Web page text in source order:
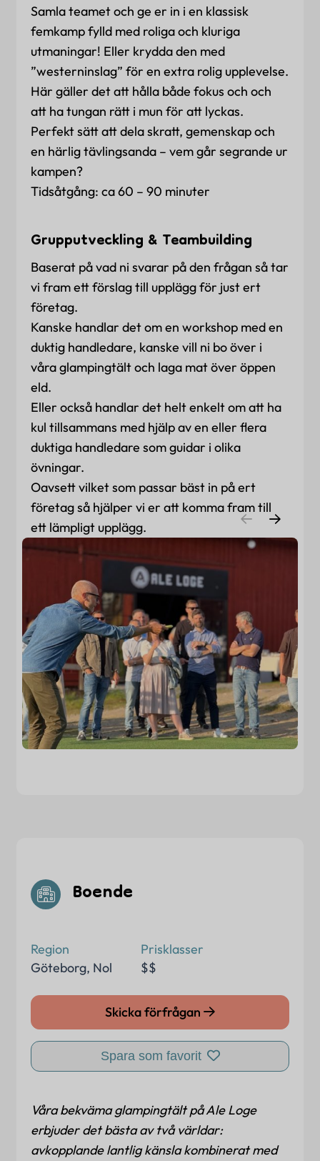
Samla teamet och ge er in i en klassisk
femkamp fylld med roliga och kluriga
utmaningar! Eller krydda den med
”westerninslag” för en extra rolig upplevelse.
Här gäller det att hålla både fokus och och
att ha tungan rätt i mun för att lyckas.
Perfekt sätt att dela skratt, gemenskap och
en härlig tävlingsanda – vem går segrande ur
kampen?
Tidsåtgång: ca 60 – 90 minuter
Grupputveckling & Teambuilding
Baserat på vad ni svarar på den frågan så tar
vi fram ett förslag till upplägg för just ert
företag.
Kanske handlar det om en workshop med en
duktig handledare, kanske vill ni bo över i
våra glampingtält och laga mat över öppen
eld.
Eller också handlar det helt enkelt om att ha
kul tillsammans med hjälp av en eller flera
duktiga handledare som guidar i olika
övningar.
Oavsett vilket som passar bäst in på ert
företag så hjälper vi er att komma fram till
ett lämpligt upplägg.
Boende
Skicka förfrågan
Spara som favorit
Region
Göteborg, Nol
Prisklasser
$$
Våra bekväma glampingtält på Ale Loge
erbjuder det bästa av två världar:
avkopplande lantlig känsla kombinerat med